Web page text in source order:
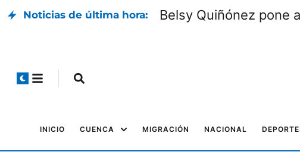
Noticias de última hora: Belsy Quiñónez pone
INICIO CUENCA MIGRACIÓN NACIONAL